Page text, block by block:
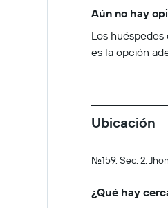
Aún no hay
Los
es la opción
Ubicación
No.159, Sec. 2,
¿Qué hay